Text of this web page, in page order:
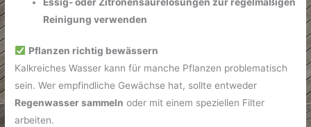
Reinigung verwenden
Pflanzen richtig bewässern
Kalkreiches Wasser kann für manche Pflanzen problematisch
sein. Wer empfindliche Gewächse hat, sollte entweder
Regenwasser sammeln oder mit einem speziellen Filter
arbeiten.